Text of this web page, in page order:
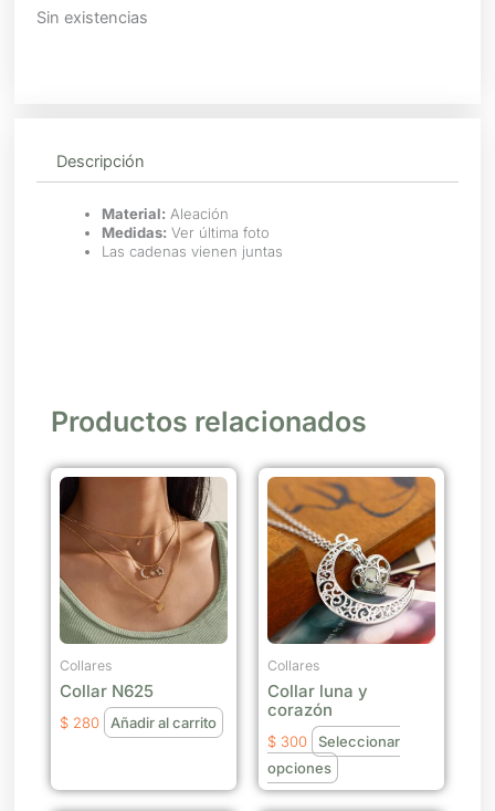
Sin existencias
Descripción
Material: Aleación
Medidas: Ver última foto
Las cadenas vienen juntas
Productos relacionados
Collares
Collar N625
$ 280 Añadir al carrito
Collares
Collar luna y
corazón
$ 300
Seleccionar
opciones
Este
producto
tiene
múltiples
variantes.
Las
opciones
pueden
en
página